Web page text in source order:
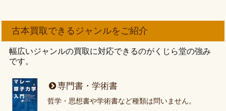
古本買取できるジャンルをご紹介
幅広いジャンルの買取に対応できるのがくじら堂の強み
です。
専門書・学術書
哲学・思想書や学術書など種類は問いません。